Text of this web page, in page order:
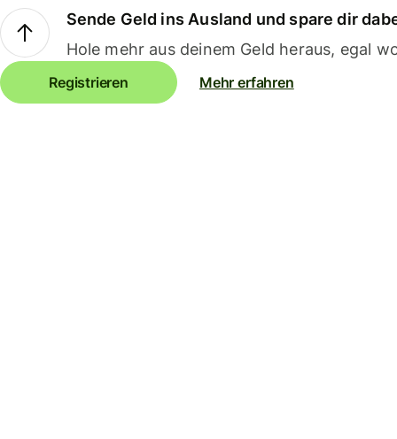
Sende Geld ins Ausland und spare dir
Hole mehr aus deinem Geld heraus, egal
Registrieren Mehr erfahren